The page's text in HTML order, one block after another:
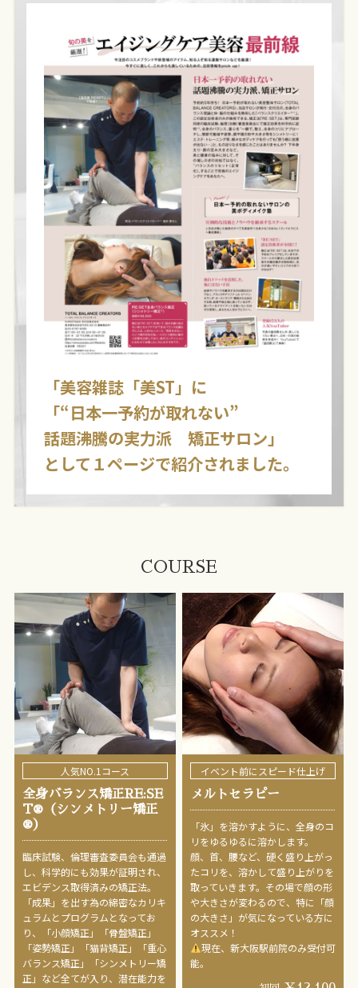
「美容雑誌「美ST」に
「“日本一予約が取れない”
話題沸騰の実力派 矯正サロン」
として１ページで紹介されました。
COURSE
人気NO.1コース
全身バランス矯正RE:SE
T®︎（シンメトリー矯正
®︎）
臨床試験、倫理審査委員会も通過
し、科学的にも効果が証明され、
エビデンス取得済みの矯正法。
「成果」を出す為の綿密なカリキ
ュラムとプログラムとなってお
り、「小顔矯正」「骨盤矯正」
「姿勢矯正」「猫背矯正」「重心
バランス矯正」「シンメトリー矯
正」など全てが入り、潜在能力を
イベント前にスピード仕上げ
メルトセラピー
「氷」を溶かすように、全身のコ
リをゆるゆるに溶かします。
顔、首、腰など、硬く盛り上がっ
たコリを、溶かして盛り上がりを
取っていきます。その場で顔の形
や大きさが変わるので、特に「顔
の大きさ」が気になっている方に
オススメ！
現在、新大阪駅前院のみ受付可
能。